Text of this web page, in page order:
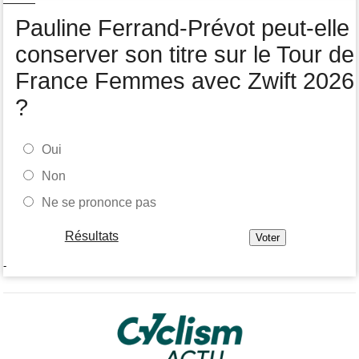
Pauline Ferrand-Prévot peut-elle
conserver son titre sur le Tour de
France Femmes avec Zwift 2026
?
Oui
Non
Ne se prononce pas
Résultats
-